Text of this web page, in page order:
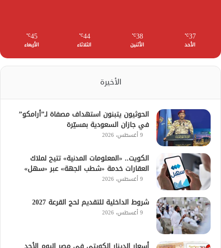
37
℃
الأحد
38
℃
الأثنين
44
℃
الثلاثاء
45
℃
الأربعاء
الأخيرة
الحوثيون يتبنون استهداف مصفاة لـ”أرامكو”
في جازان السعودية بمسيّرة
9 أغسطس، 2026
الكويت.. «المعلومات المدنية» تتيح لملاك
العقارات خدمة «شطب الجهة» عبر «سهل»
9 أغسطس، 2026
شروط الداخلية للتقديم لحج القرعة 2027
9 أغسطس، 2026